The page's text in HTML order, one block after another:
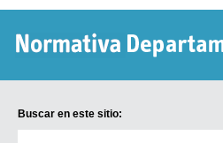
Buscar en este sitio: